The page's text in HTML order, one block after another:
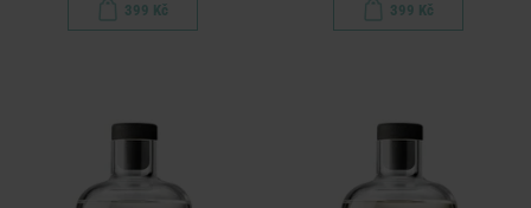
399 Kč 399 Kč